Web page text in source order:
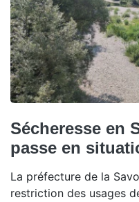
Sécheresse en
passe en
La préfecture de la
restriction des usages